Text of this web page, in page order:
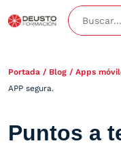
Portada / Blog / Apps
APP segura.
Puntos a